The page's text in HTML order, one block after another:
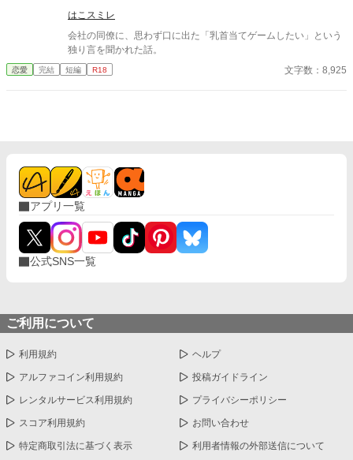
はこスミレ
会社の同僚に、思わず口に出た「乳首当てゲームしたい」という
独り言を聞かれた話。
恋愛 完結 短編 R18 文字数：8,925
アプリ一覧
公式SNS一覧
ご利用について
利用規約 ヘルプ
アルファコイン利用規約 投稿ガイドライン
レンタルサービス利用規約 プライバシーポリシー
スコア利用規約 お問い合わせ
特定商取引法に基づく表示 利用者情報の外部送信について